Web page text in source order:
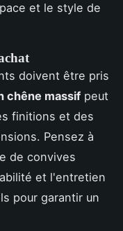
et le style de
doivent être pris
chêne massif peut
finitions et des
Pensez à
de convives
et l'entretien
pour garantir un